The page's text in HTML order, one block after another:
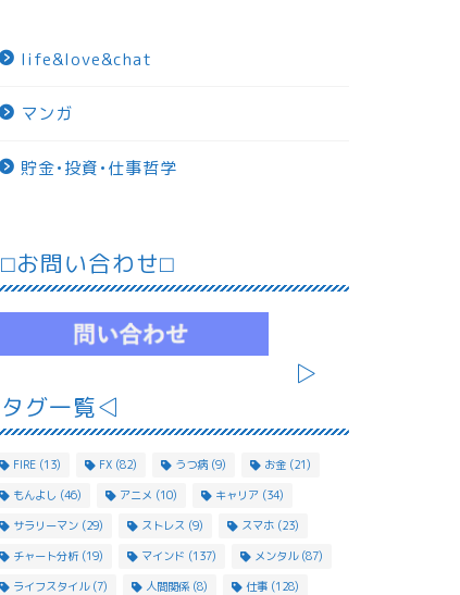
life&love&chat
マンガ
貯金•投資•仕事哲学
⬜︎お問い合わせ⬜︎
▷
タグ一覧◁
FIRE(13) FX(82) うつ病(9) お金(21)
もんよし (46) アニメ (10) キャリア (34)
サラリーマン(29) ストレス (9) スマホ(23)
チャート分析(19) マインド (137) メンタル(87)
ライフスタイル(7) 人間関係(8) 仕事(128)